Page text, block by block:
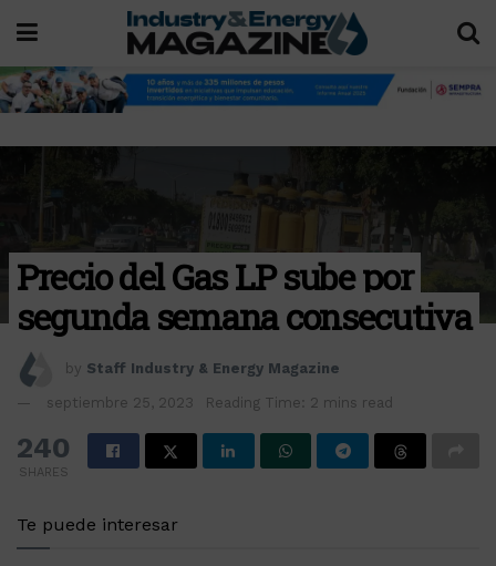
Precio del Gas LP sube por
segunda semana consecutiva
by Staff Industry & Energy Magazine
septiembre 25, 2023 Reading Time: 2 mins read
240
SHARES
Te puede interesar